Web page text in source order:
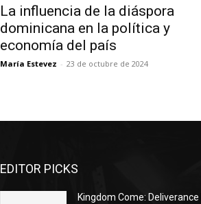
La influencia de la diáspora
dominicana en la política y
economía del país
María Estevez - 23 de octubre de 2024
EDITOR PICKS
Kingdom Come: Deliverance II